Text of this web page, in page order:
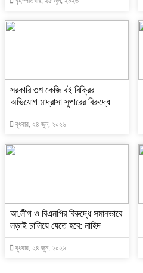
সরকারি ৩শ কেজি বই বিক্রির
অভিযোগ মাদ্রাসা সুপারের বিরুদ্ধে
বুধবার, ২৪ জুন, ২০২৬
আ.লীগ ও বিএনপির বিরুদ্ধে সমানভাবে
লড়াই চালিয়ে যেতে হবে: নাহিদ
বুধবার, ২৪ জুন, ২০২৬